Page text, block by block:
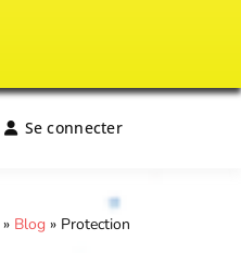
Se connecter
» Blog » Protection